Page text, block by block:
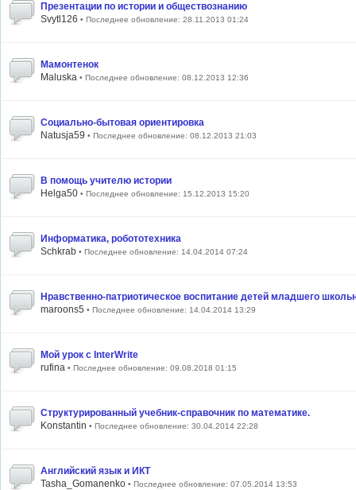
Презентации по истории и обществознанию
Svytl126 • Последнее обновление: 28.11.2013 01:24
Мамонтенок
Maluska • Последнее обновление: 08.12.2013 12:36
Социально-бытовая ориентировка
Natusja59 • Последнее обновление: 08.12.2013 21:03
В помощь учителю истории
Helga50 • Последнее обновление: 15.12.2013 15:20
Информатика, робототехника
Schkrab • Последнее обновление: 14.04.2014 07:24
Нравственно-патриотическое воспитание детей младшего
maroons5 • Последнее обновление: 14.04.2014 13:29
Мой урок с InterWrite
rufina • Последнее обновление: 09.08.2018 01:15
Структурированный учебник-справочник по математике.
Konstantin • Последнее обновление: 30.04.2014 22:28
Английский язык и ИКТ
Tasha_Gomanenko • Последнее обновление: 07.05.2014 13:53